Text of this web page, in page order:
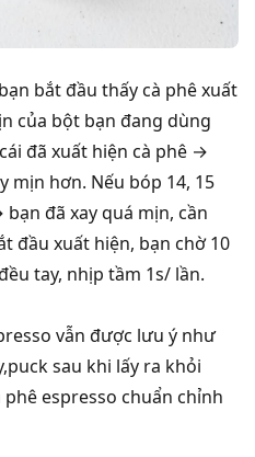
bắt đầu thấy cà phê xuất
của bột bạn đang dùng
đã xuất hiện cà phê →
mịn hơn. Nếu bóp 14, 15
đã xay quá mịn, cần
đầu xuất hiện, bạn chờ 10
tay, nhịp tầm 1s/ lần.
vẫn được lưu ý như
sau khi lấy ra khỏi
espresso chuẩn chỉnh